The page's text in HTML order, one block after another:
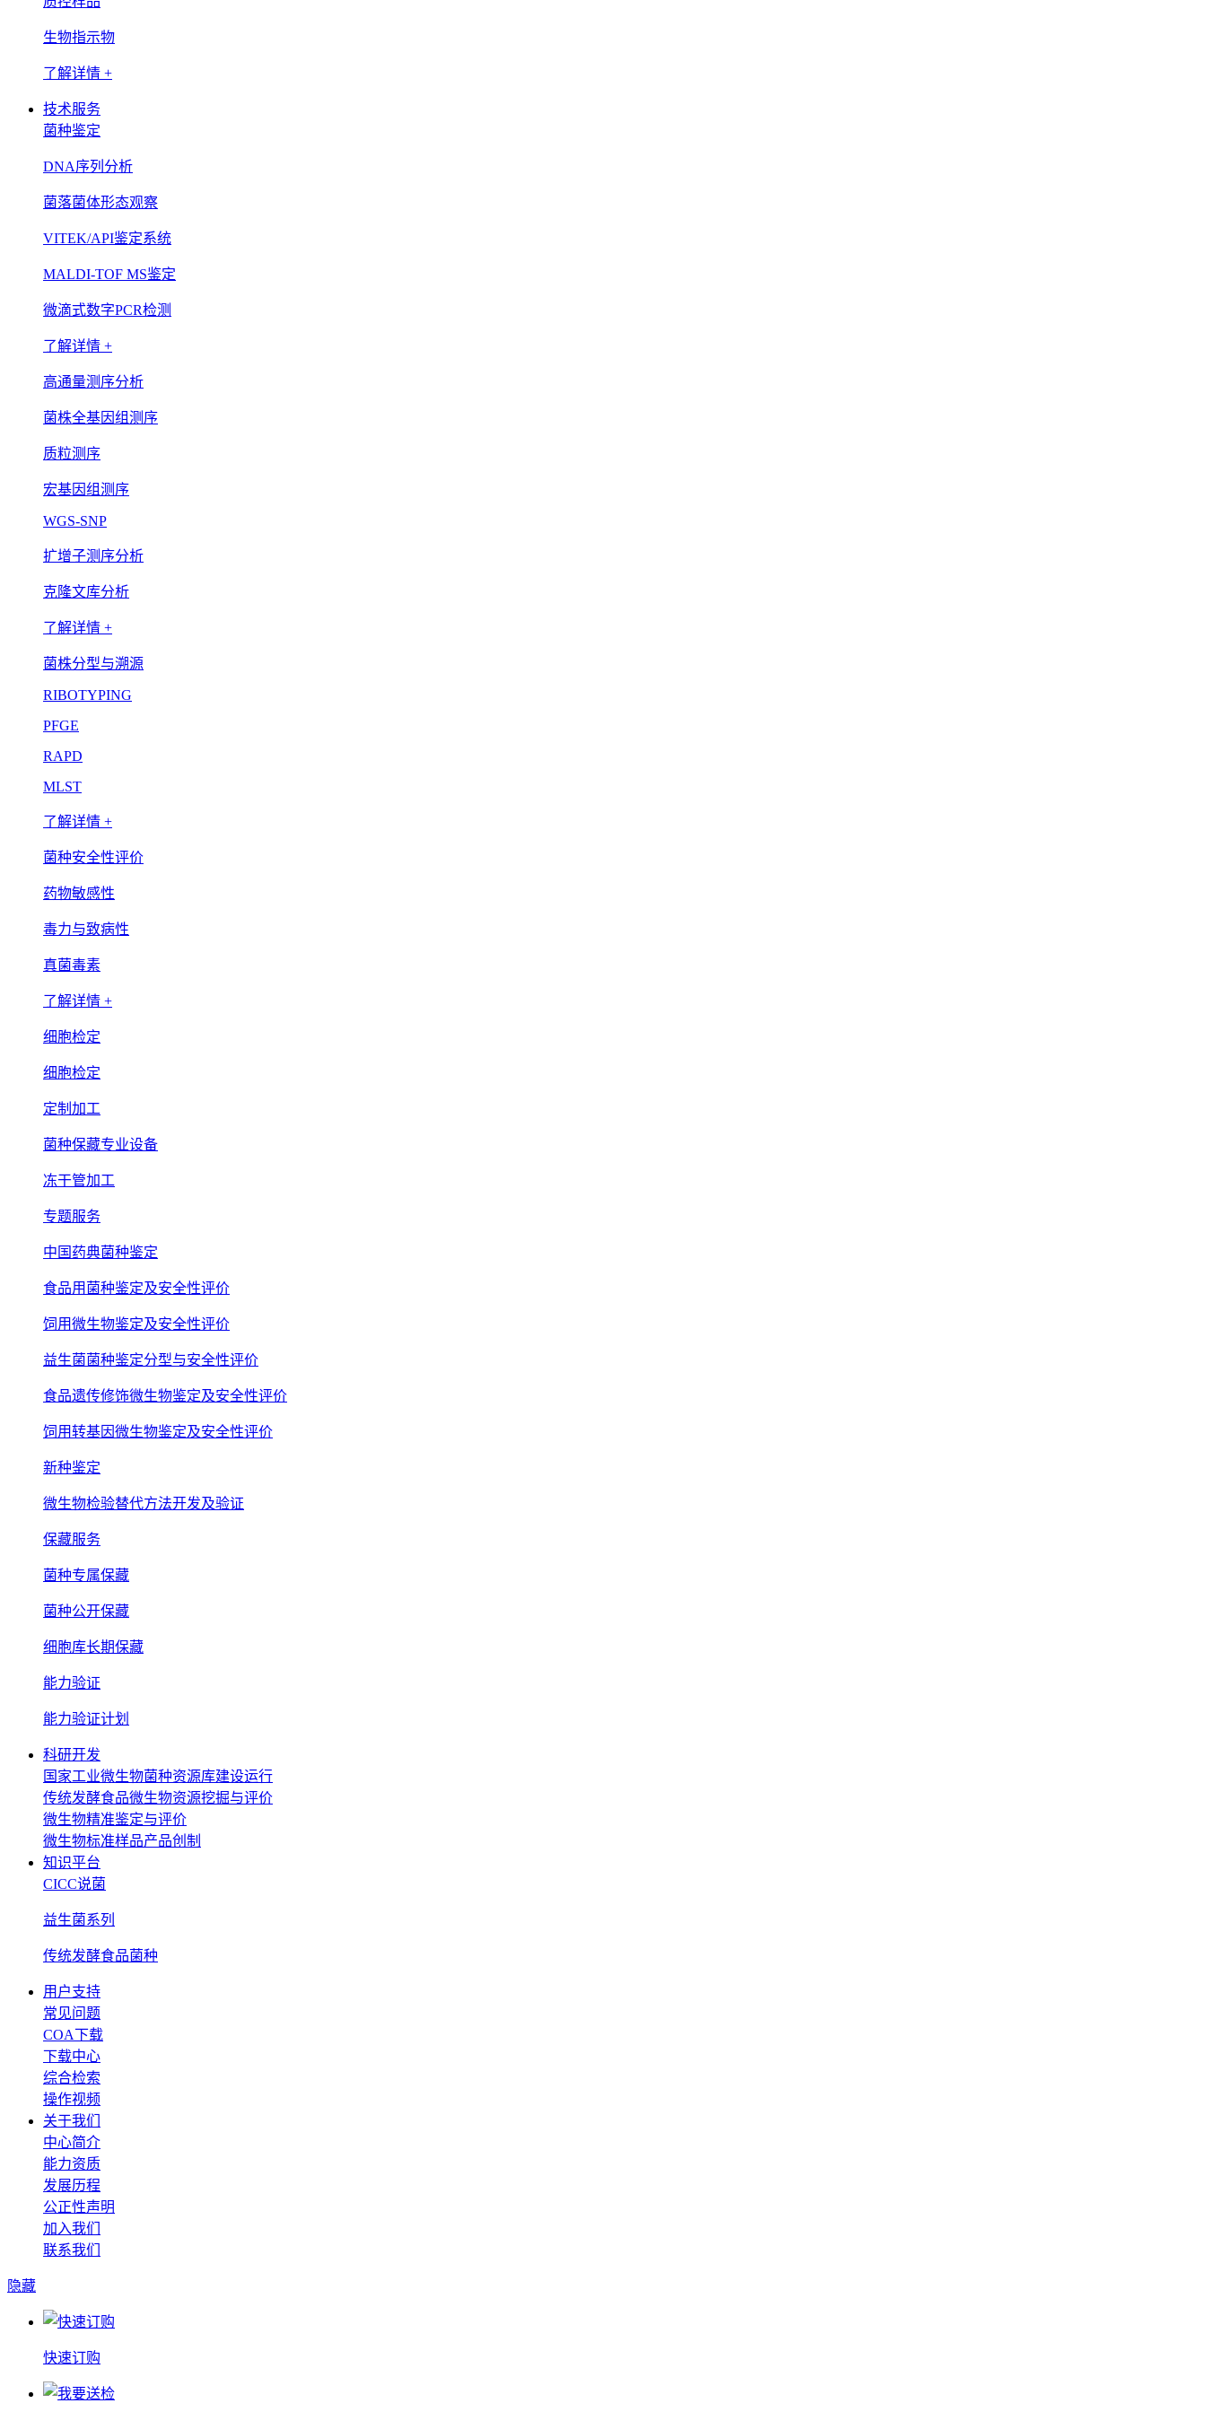
生物指示物
了解详情 +
技术服务
菌种鉴定
DNA序列分析
菌落菌体形态观察
VITEK/API鉴定系统
MALDI-TOF MS鉴定
微滴式数字PCR检测
了解详情 +
高通量测序分析
菌株全基因组测序
质粒测序
宏基因组测序
WGS-SNP
扩增子测序分析
克隆文库分析
了解详情 +
菌株分型与溯源
RIBOTYPING
PFGE
RAPD
MLST
了解详情 +
菌种安全性评价
药物敏感性
毒力与致病性
真菌毒素
了解详情 +
细胞检定
细胞检定
定制加工
菌种保藏专业设备
冻干管加工
专题服务
中国药典菌种鉴定
食品用菌种鉴定及安全性评价
饲用微生物鉴定及安全性评价
益生菌菌种鉴定分型与安全性评价
食品遗传修饰微生物鉴定及安全性评价
饲用转基因微生物鉴定及安全性评价
新种鉴定
微生物检验替代方法开发及验证
保藏服务
菌种专属保藏
菌种公开保藏
细胞库长期保藏
能力验证
能力验证计划
科研开发
国家工业微生物菌种资源库建设运行
传统发酵食品微生物资源挖掘与评价
微生物精准鉴定与评价
微生物标准样品产品创制
知识平台
CICC说菌
益生菌系列
传统发酵食品菌种
用户支持
常见问题
COA下载
下载中心
综合检索
操作视频
关于我们
中心简介
能力资质
发展历程
公正性声明
加入我们
联系我们
隐藏
快速订购